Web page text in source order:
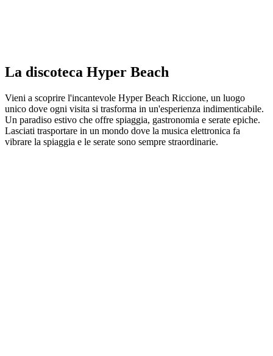
La discoteca Hyper Beach
Vieni a scoprire l'incantevole Hyper Beach Riccione, un luogo
unico dove ogni visita si trasforma in un'esperienza indimenticabile.
Un paradiso estivo che offre spiaggia, gastronomia e serate epiche.
Lasciati trasportare in un mondo dove la musica elettronica fa
vibrare la spiaggia e le serate sono sempre straordinarie.